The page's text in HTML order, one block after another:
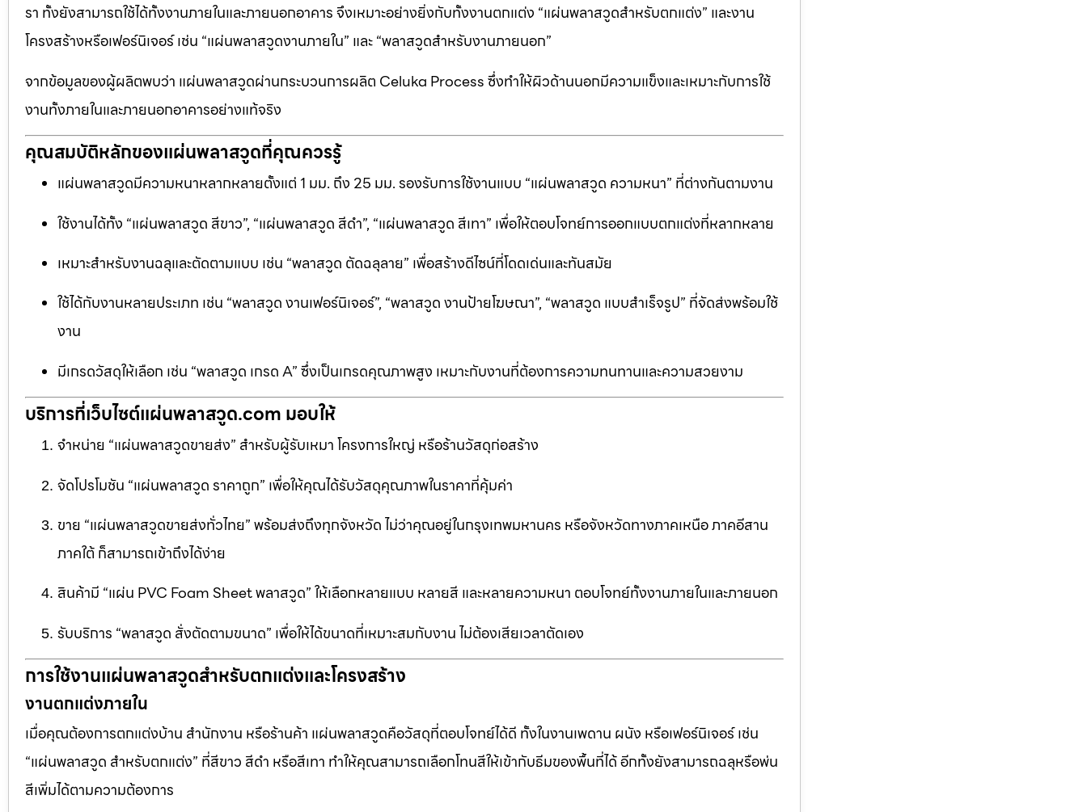
รา ทั้งยังสามารถใช้ได้ทั้งงานภายในและภายนอกอาคาร จึงเหมาะอย่างยิ่งกับทั้งงานตกแต่ง “แผ่นพลาสวูดสำหรับตกแต่ง” และงาน
โครงสร้างหรือเฟอร์นิเจอร์ เช่น “แผ่นพลาสวูดงานภายใน” และ “พลาสวูดสำหรับงานภายนอก”
จากข้อมูลของผู้ผลิตพบว่า แผ่นพลาสวูดผ่านกระบวนการผลิต Celuka Process ซึ่งทำให้ผิวด้านนอกมีความแข็งและเหมาะกับการใช้
งานทั้งภายในและภายนอกอาคารอย่างแท้จริง
คุณสมบัติหลักของแผ่นพลาสวูดที่คุณควรรู้
แผ่นพลาสวูดมีความหนาหลากหลายตั้งแต่ 1 มม. ถึง 25 มม. รองรับการใช้งานแบบ “แผ่นพลาสวูด ความหนา” ที่ต่างกันตามงาน
ใช้งานได้ทั้ง “แผ่นพลาสวูด สีขาว”, “แผ่นพลาสวูด สีดำ”, “แผ่นพลาสวูด สีเทา” เพื่อให้ตอบโจทย์การออกแบบตกแต่งที่หลากหลาย
เหมาะสำหรับงานฉลุและตัดตามแบบ เช่น “พลาสวูด ตัดฉลุลาย” เพื่อสร้างดีไซน์ที่โดดเด่นและทันสมัย
ใช้ได้กับงานหลายประเภท เช่น “พลาสวูด งานเฟอร์นิเจอร์”, “พลาสวูด งานป้ายโฆษณา”, “พลาสวูด แบบสำเร็จรูป” ที่จัดส่งพร้อมใช้
งาน
มีเกรดวัสดุให้เลือก เช่น “พลาสวูด เกรด A” ซึ่งเป็นเกรดคุณภาพสูง เหมาะกับงานที่ต้องการความทนทานและความสวยงาม
บริการที่เว็บไซต์แผ่นพลาสวูด.com มอบให้
จำหน่าย “แผ่นพลาสวูดขายส่ง” สำหรับผู้รับเหมา โครงการใหญ่ หรือร้านวัสดุก่อสร้าง
จัดโปรโมชัน “แผ่นพลาสวูด ราคาถูก” เพื่อให้คุณได้รับวัสดุคุณภาพในราคาที่คุ้มค่า
ขาย “แผ่นพลาสวูดขายส่งทั่วไทย” พร้อมส่งถึงทุกจังหวัด ไม่ว่าคุณอยู่ในกรุงเทพมหานคร หรือจังหวัดทางภาคเหนือ ภาคอีสาน
ภาคใต้ ก็สามารถเข้าถึงได้ง่าย
สินค้ามี “แผ่น PVC Foam Sheet พลาสวูด” ให้เลือกหลายแบบ หลายสี และหลายความหนา ตอบโจทย์ทั้งงานภายในและภายนอก
รับบริการ “พลาสวูด สั่งตัดตามขนาด” เพื่อให้ได้ขนาดที่เหมาะสมกับงาน ไม่ต้องเสียเวลาตัดเอง
การใช้งานแผ่นพลาสวูดสำหรับตกแต่งและโครงสร้าง
งานตกแต่งภายใน
เมื่อคุณต้องการตกแต่งบ้าน สำนักงาน หรือร้านค้า แผ่นพลาสวูดคือวัสดุที่ตอบโจทย์ได้ดี ทั้งในงานเพดาน ผนัง หรือเฟอร์นิเจอร์ เช่น
“แผ่นพลาสวูด สำหรับตกแต่ง” ที่สีขาว สีดำ หรือสีเทา ทำให้คุณสามารถเลือกโทนสีให้เข้ากับธีมของพื้นที่ได้ อีกทั้งยังสามารถฉลุหรือพ่น
สีเพิ่มได้ตามความต้องการ